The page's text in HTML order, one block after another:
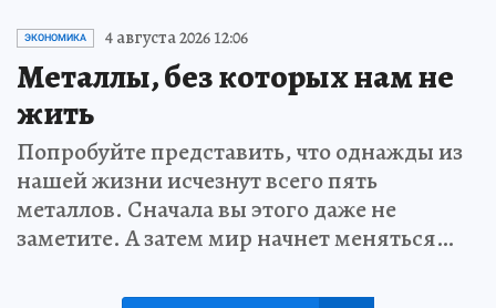
ЭКОНОМИКА 4 августа 2026 12:06
Металлы, без которых нам не
жить
Попробуйте представить, что однажды из
нашей жизни исчезнут всего пять
металлов. Сначала вы этого даже не
заметите. А затем мир начнет меняться…